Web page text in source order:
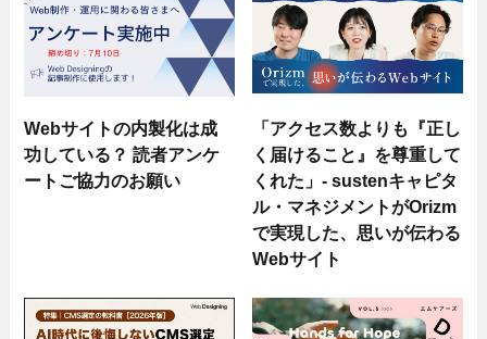
Webサイトの内製化は成
功している？ 読者アンケ
ートご協力のお願い
「アクセス数よりも『正し
く届けること』を尊重して
くれた」- sustenキャピタ
ル・マネジメントがOrizm
で実現した、思いが伝わる
Webサイト